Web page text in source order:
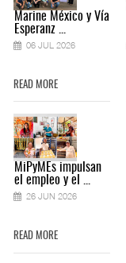
Marine México y Vía
Esperanz ...
06 JUL 2026
READ MORE
MiPyMEs impulsan
el empleo y el ...
26 JUN 2026
READ MORE